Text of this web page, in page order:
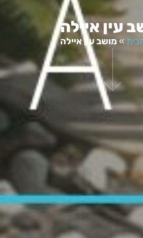
עין איילה
»מושב עין איילה